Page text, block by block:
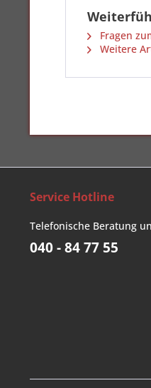
Fragen
Weitere
Service Hotline
Telefonische Beratung
040 - 84 77 55